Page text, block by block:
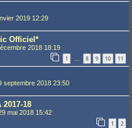
2019 12:29
Officiel*
2018 18:19
1 … 8 9 10 11
septembre 2018 23:50
18
mai 2018 15:42
1 2